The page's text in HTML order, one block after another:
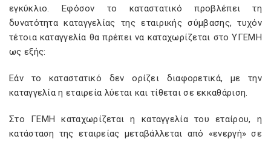
εγκύκλιο. Εφόσον το καταστατικό προβλέπει τη
δυνατότητα καταγγελίας της εταιρικής σύμβασης, τυχόν
τέτοια καταγγελία θα πρέπει να καταχωρίζεται στο ΥΓΕΜΗ
ως εξής:
Εάν το καταστατικό δεν ορίζει διαφορετικά, με την
καταγγελία η εταιρεία λύεται και τίθεται σε εκκαθάριση.
Στο ΓΕΜΗ καταχωρίζεται η καταγγελία του εταίρου, η
κατάσταση της εταιρείας μεταβάλλεται από «ενεργή» σε